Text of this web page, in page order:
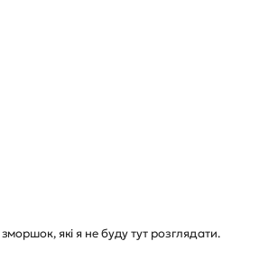
які я не буду тут розглядати.